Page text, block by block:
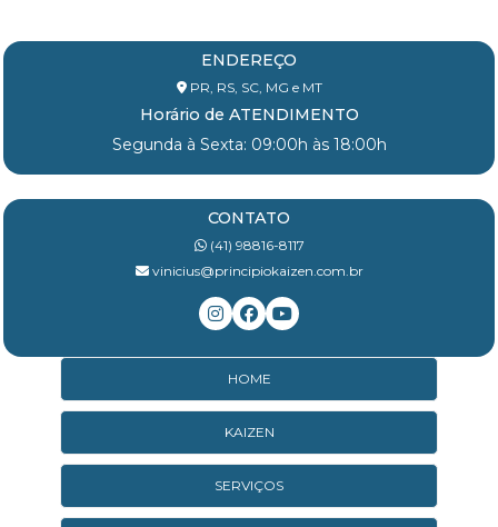
ENDEREÇO
PR, RS, SC, MG e MT
Horário de ATENDIMENTO
Segunda à Sexta: 09:00h às 18:00h
CONTATO
(41) 98816-8117
vinicius@principiokaizen.com.br
HOME
KAIZEN
SERVIÇOS